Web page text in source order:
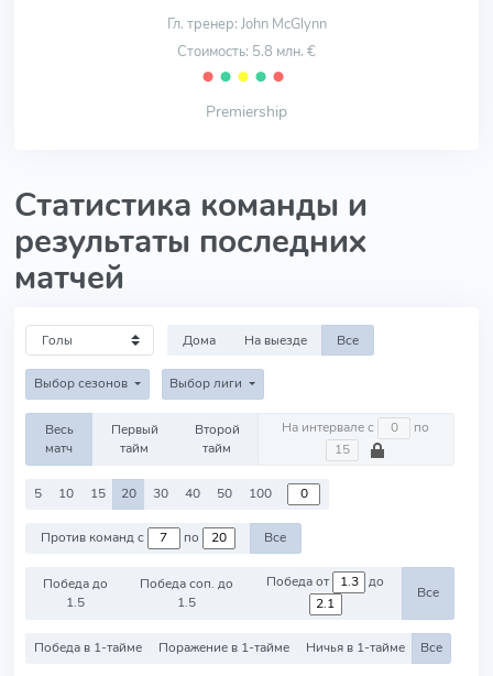
Гл. тренер: John McGlynn
Стоимость: 5.8 млн. €
⬤ ⬤ ⬤ ⬤ ⬤
Premiership
Статистика команды и
результаты последних
матчей
Дома На выезде Все
Выбор сезонов Выбор лиги
Весь
матч
Первый
тайм
Второй
тайм
На интервале с по
5 10 15 20 30 40 50 100
Против команд с по Все
Победа до
1.5
Победа соп. до
1.5
Победа от до
Все
Победа в 1-тайме Поражение в 1-тайме Ничья в 1-тайме Все